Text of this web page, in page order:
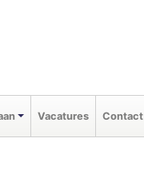
Vacatures Contact